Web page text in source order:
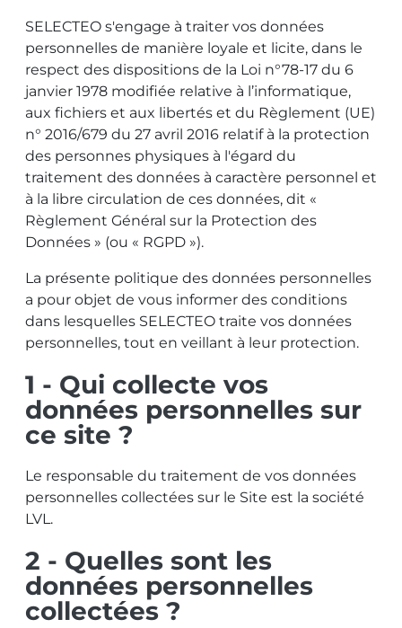
SELECTEO s'engage à traiter vos données
personnelles de manière loyale et licite, dans le
respect des dispositions de la Loi n°78-17 du 6
janvier 1978 modifiée relative à l’informatique,
aux fichiers et aux libertés et du Règlement (UE)
n° 2016/679 du 27 avril 2016 relatif à la protection
des personnes physiques à l'égard du
traitement des données à caractère personnel et
à la libre circulation de ces données, dit «
Règlement Général sur la Protection des
Données » (ou « RGPD »).
La présente politique des données personnelles
a pour objet de vous informer des conditions
dans lesquelles SELECTEO traite vos données
personnelles, tout en veillant à leur protection.
1 - Qui collecte vos
données personnelles sur
ce site ?
Le responsable du traitement de vos données
personnelles collectées sur le Site est la société
LVL.
2 - Quelles sont les
données personnelles
collectées ?